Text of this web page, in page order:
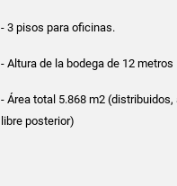
- 3 pisos para oficinas.
- Altura de la bodega de 12 metros
- Área total 5.868 m2
libre posterior)